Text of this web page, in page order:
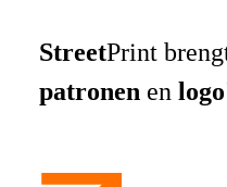
StreetPrint
patronen en